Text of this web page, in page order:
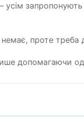
усім
проте
допомагаючи